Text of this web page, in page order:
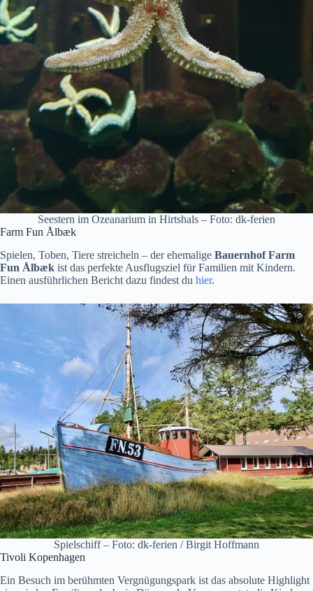
Seestern im Ozeanarium in Hirtshals – Foto: dk-ferien
Farm Fun Ålbæk
Spielen, Toben, Tiere streicheln – der ehemalige Bauernhof Farm
Fun Ålbæk ist das perfekte Ausflugsziel für Familien mit Kindern.
Einen ausführlichen Bericht dazu findest du hier.
Spielschiff – Foto: dk-ferien / Birgit Hoffmann
Tivoli Kopenhagen
Ein Besuch im berühmten Vergnügungspark ist das absolute Highlight